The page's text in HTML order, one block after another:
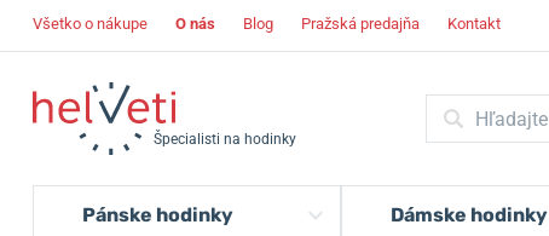
Všetko o nákupe O nás Blog Pražská predajňa Kontakt
Špecialisti na hodinky
Pánske hodinky Dámske hodinky